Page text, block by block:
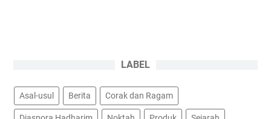
LABEL
Asal-usul Berita Corak dan Ragam